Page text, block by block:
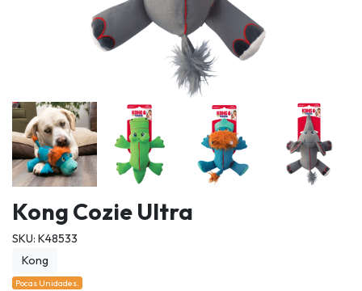
Kong Cozie Ultra
SKU: K48533
Kong
Pocas Unidades.